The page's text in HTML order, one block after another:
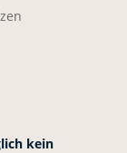
kein